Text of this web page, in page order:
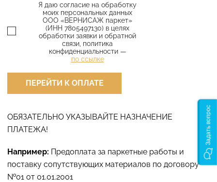
Я даю согласие на обработку
моих персональных данных
ООО «ВЕРНИСАЖ паркет»
(ИНН 7805497130) в целях
обработки заявки и обратной
связи, политика
конфиденциальности —
по ссылке
ПЕРЕЙТИ К ОПЛАТЕ
ОБЯЗАТЕЛЬНО УКАЗЫВАЙТЕ НАЗНАЧЕНИЕ
ПЛАТЕЖА!
Например: Предоплата за паркетные работы и
поставку сопутствующих материалов по договору
№01 от 01.01.2001
Задать вопрос